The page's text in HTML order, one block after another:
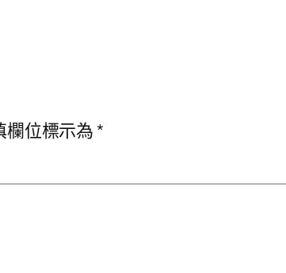
欄位標示為*